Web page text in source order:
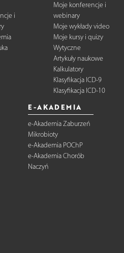
i
Moje konferencje i
webinary
Moje wykłady video
Moje kursy i quizy
Wytyczne
Artykuły naukowe
Kalkulatory
Klasyfikacja ICD-9
Klasyfikacja ICD-10
E-AKADEMIA
e-Akademia Zaburzeń
Mikrobioty
e-Akademia POChP
e-Akademia Chorób
Naczyń